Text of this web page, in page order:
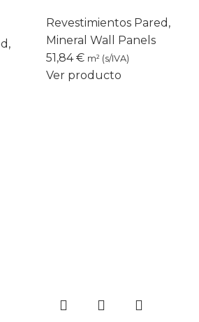
,
Revestimientos Pared ,
Mineral Wall Panels
51,84€ m² (s/IVA)
Ver producto